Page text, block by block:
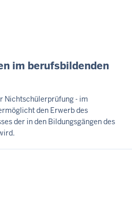
im berufsbildenden
Nichtschülerprüfung - im
den Erwerb des
der in den Bildungsgängen des